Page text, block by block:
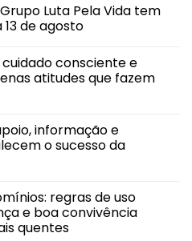
Luta Pela Vida tem
de agosto
consciente e
atitudes que fazem
informação e
o sucesso da
regras de uso
e boa convivência
quentes